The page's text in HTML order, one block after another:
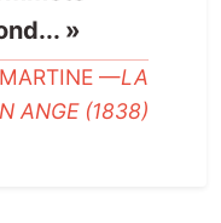
»
—LA
ANGE (1838)